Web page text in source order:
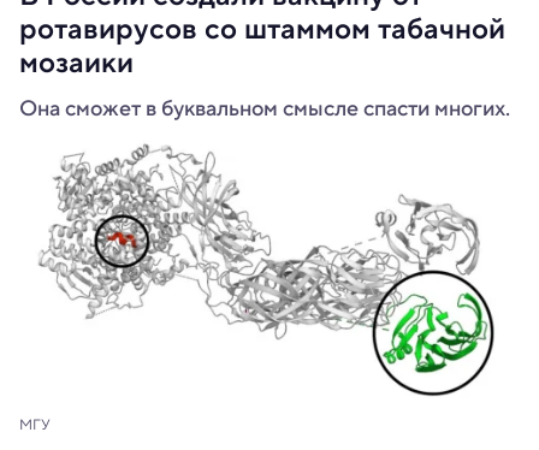
ротавирусов со штаммом табачной
мозаики
Она сможет в буквальном смысле спасти многих.
МГУ